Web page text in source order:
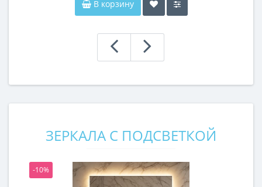
В корзину
ЗЕРКАЛА С ПОДСВЕТКОЙ
-10%